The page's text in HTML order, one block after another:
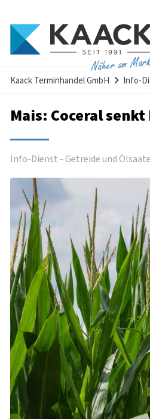
Näher am
Kaack Terminhandel GmbH Info-
Mais: Coceral
Info-Dienst - Getreide und